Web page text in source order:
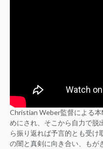
Christian Weber監督による
めにされ、そこから自力で脱
ら振り返れば予言的とも受
の闇と真剣に向き合い、もが